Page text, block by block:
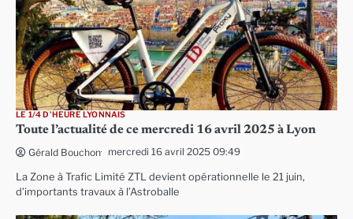
LE 1/4 D'HEURE LYONNAIS
Toute l’actualité de ce mercredi 16 avril 2025 à Lyon
Gérald Bouchon mercredi 16 avril 2025 09:49
La Zone à Trafic Limité ZTL devient opérationnelle le 21 juin,
d’importants travaux à l’Astroballe